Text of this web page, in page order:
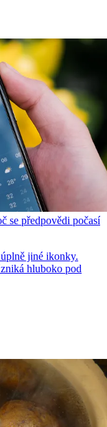
se předpovědi počasí
jiné ikonky.
hluboko pod